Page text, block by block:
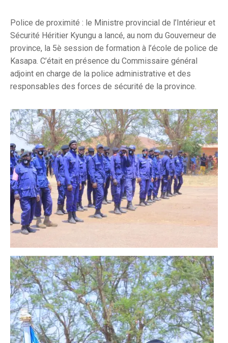
Police de proximité : le Ministre provincial de l’Intérieur et
Sécurité Héritier Kyungu a lancé, au nom du Gouverneur de
province, la 5è session de formation à l’école de police de
Kasapa. C’était en présence du Commissaire général
adjoint en charge de la police administrative et des
responsables des forces de sécurité de la province.